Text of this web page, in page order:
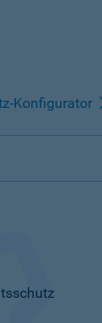
Konfigurator